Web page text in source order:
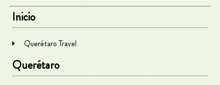
Inicio
Querétaro Travel
Querétaro